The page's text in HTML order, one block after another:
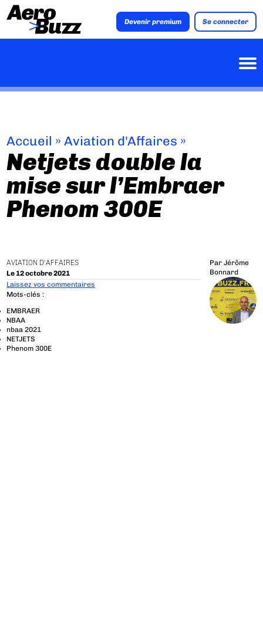
Devenir premium Se connecter
Accueil »Aviation d'Affaires »
Netjets double la
mise sur l’Embraer
Phenom 300E
AVIATION D'AFFAIRES
Le 12 octobre 2021
Par Jérôme
Bonnard
Laissez vos commentaires
Mots-clés :
EMBRAER
NBAA
nbaa 2021
NETJETS
Phenom 300E